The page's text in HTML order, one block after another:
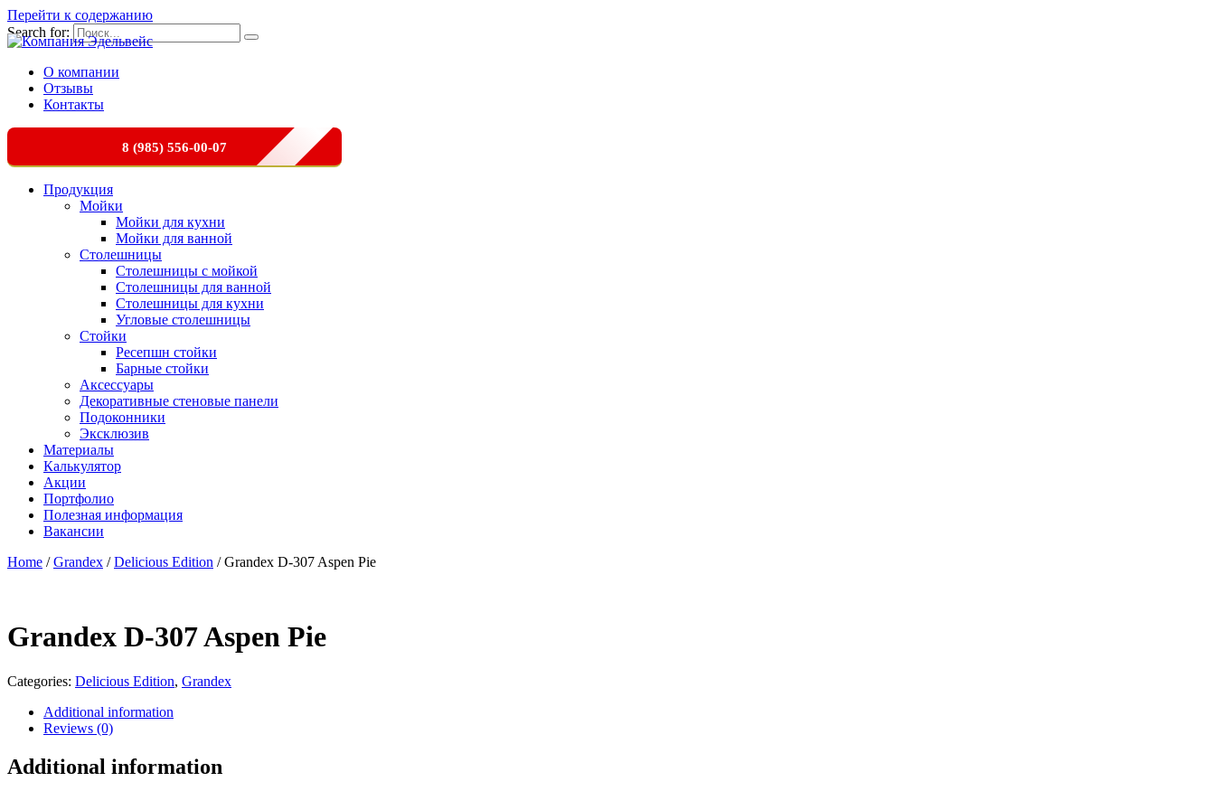
Перейти к содержанию
Search for:
О компании
Отзывы
Контакты
8 (985) 556-00-07
Продукция
Мойки
Мойки для кухни
Мойки для ванной
Столешницы
Столешницы с мойкой
Столешницы для ванной
Столешницы для кухни
Угловые столешницы
Стойки
Ресепшн стойки
Барные стойки
Аксессуары
Декоративные стеновые панели
Подоконники
Эксклюзив
Материалы
Калькулятор
Акции
Портфолио
Полезная информация
Вакансии
Home /Grandex /Delicious Edition / Grandex D-307 Aspen Pie
Grandex D-307 Aspen Pie
Categories: Delicious Edition, Grandex
Additional information
Reviews (0)
Additional information